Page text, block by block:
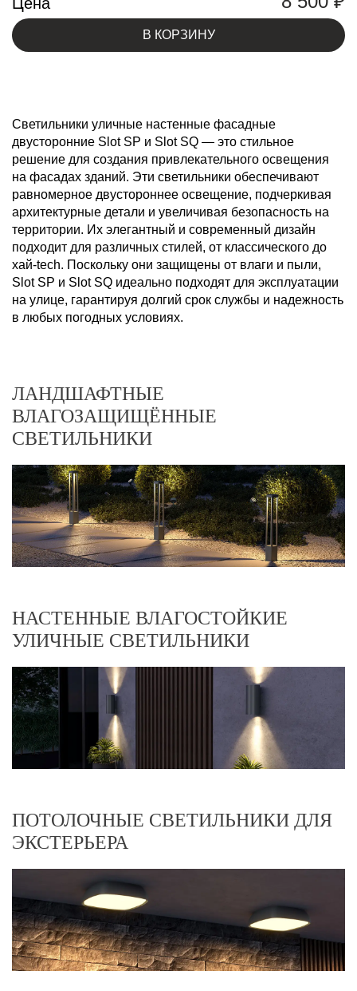
В КОРЗИНУ
Светильники уличные настенные фасадные
двусторонние Slot SP и Slot SQ — это стильное
решение для создания привлекательного освещения
на фасадах зданий. Эти светильники обеспечивают
равномерное двустороннее освещение, подчеркивая
архитектурные детали и увеличивая безопасность на
территории. Их элегантный и современный дизайн
подходит для различных стилей, от классического до
хай-tech. Поскольку они защищены от влаги и пыли,
Slot SP и Slot SQ идеально подходят для эксплуатации
на улице, гарантируя долгий срок службы и надежность
в любых погодных условиях.
ЛАНДШАФТНЫЕ
ВЛАГОЗАЩИЩЁННЫЕ
СВЕТИЛЬНИКИ
НАСТЕННЫЕ ВЛАГОСТОЙКИЕ
УЛИЧНЫЕ СВЕТИЛЬНИКИ
ПОТОЛОЧНЫЕ СВЕТИЛЬНИКИ ДЛЯ
ЭКСТЕРЬЕРА